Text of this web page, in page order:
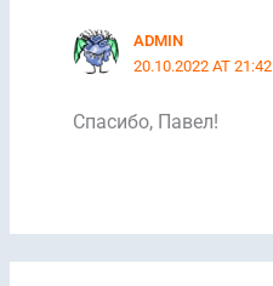
ADMIN
20.10.2022 AT 21:42
Спасибо, Павел!